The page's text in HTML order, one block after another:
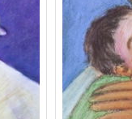
관